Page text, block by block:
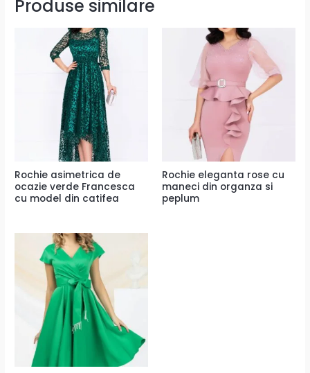
Produse similare
Rochie asimetrica de
ocazie verde Francesca
cu model din catifea
Rochie eleganta rose cu
maneci din organza si
peplum